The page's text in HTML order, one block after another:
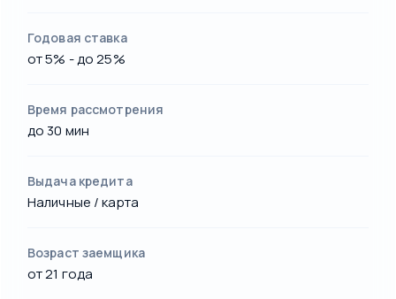
Годовая ставка
от 5% - до 25%
Время рассмотрения
до 30 мин
Выдача кредита
Наличные / карта
Возраст заемщика
от 21 года